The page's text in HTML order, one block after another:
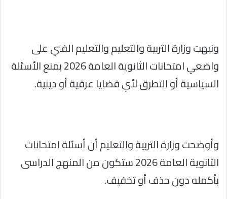
ونبهت وزارة التربية والتعليم والتعليم الفني على
واضعي امتحانات الثانوية العامة 2026 بمنع الأسئلة
السياسية أو التطرق لأي قضايا عرقية أو دينية.
وأوضحت وزارة التربية والتعليم أن أسئلة امتحانات
الثانوية العامة 2026 ستكون من المنهج الدراسى
بأكمله دون حذف أو تخفيف.